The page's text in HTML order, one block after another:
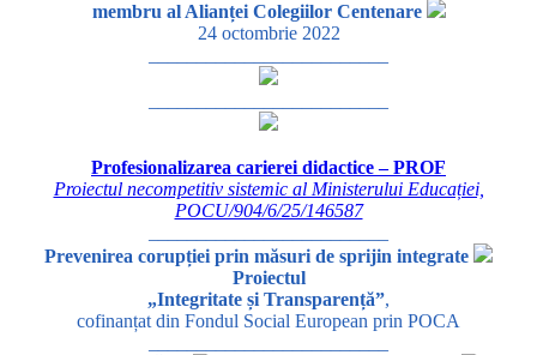
membru al Alianței Colegiilor Centenare
24 octombrie 2022
Profesionalizarea carierei didactice – PROF
Proiectul necompetitiv sistemic al Ministerului Educației,
POCU/904/6/25/146587
Prevenirea corupției prin măsuri de sprijin integrate
Proiectul
„Integritate și Transparență”,
cofinanțat din Fondul Social European prin POCA